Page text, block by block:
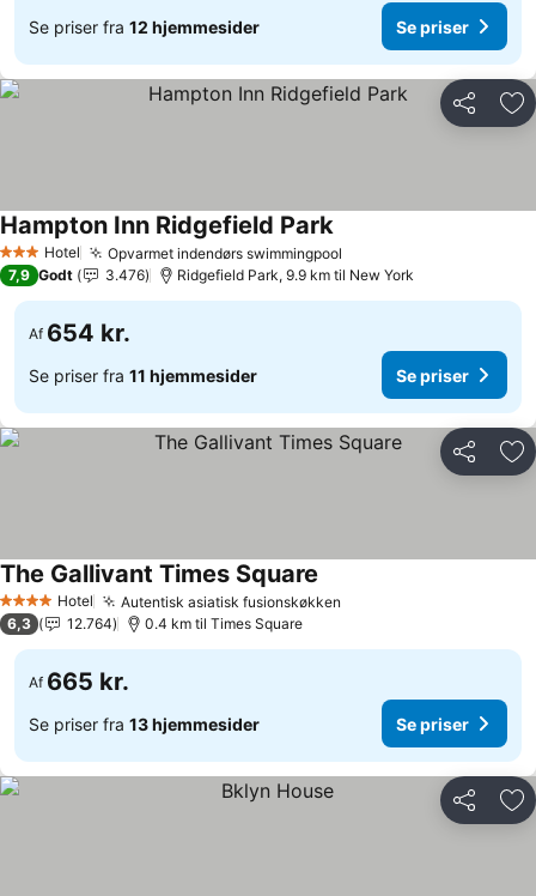
Se priser fra 12 hjemmesider Se priser
Del
3 StjernerHotel Opvarmet indendørs swimmingpool
Hampton Inn Ridgefield Park
7,9 Godt 3.476 Ridgefield Park, 9.9 km til New York
Af 654 kr.
Se priser fra 11 hjemmesider Se priser
Del
4 StjernerHotel Autentisk asiatisk fusionskøkken
The Gallivant Times Square
6,3 12.764 0.4 km til Times Square
Af 665 kr.
Se priser fra 13 hjemmesider Se priser
Del